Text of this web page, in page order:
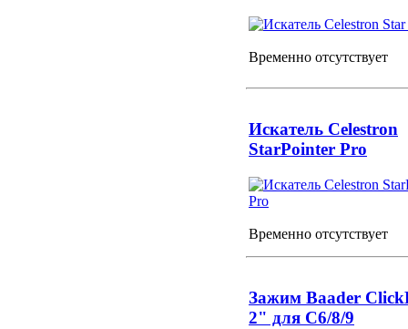
Временно отсутствует
Искатель Celestron
StarPointer Pro
Временно отсутствует
Зажим Baader
2" для C6/8/9